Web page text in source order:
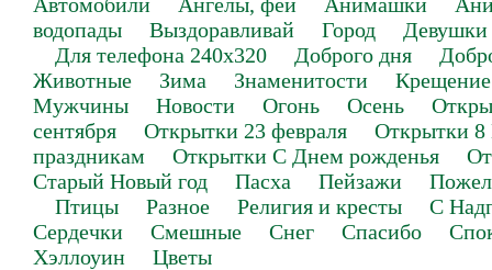
водопады
Выздоравливай Город
Девушки
Для телефона 240х320
Доброго дня
Животные
Зима Знаменитости
Крещение
Мужчины
Новости Огонь Осень
сентября
Открытки 23 февраля
Открытки 8
праздникам
Открытки С Днем рожденья
Старый Новый год
Пасха Пейзажи
Птицы
Разное Религия и кресты
С
Сердечки
Смешные Снег Спасибо
Хэллоуин
Цветы